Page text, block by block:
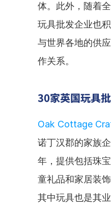
体。此外，随着
玩具批发企业也
与世界各地的供
作关系。
30家英国玩具
Oak Cottage
诺丁汉郡的家族
年，提供包括珠
童礼品和家居装
其中玩具也是其业